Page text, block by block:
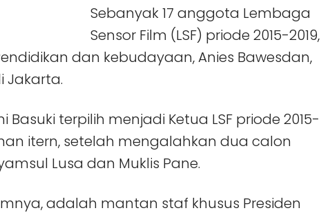
Sebanyak 17 anggota Lembaga
Sensor Film (LSF) priode 2015-2019,
dan kebudayaan, Anies Bawesdan,
Jakarta.
Basuki terpilih menjadi Ketua LSF priode 2015-
itern, setelah mengalahkan dua calon
Lusa dan Muklis Pane.
adalah mantan staf khusus Presiden